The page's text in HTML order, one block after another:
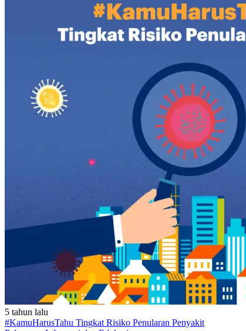
5 tahun lalu
#KamuHarusTahu Tingkat Risiko Penularan Penyakit